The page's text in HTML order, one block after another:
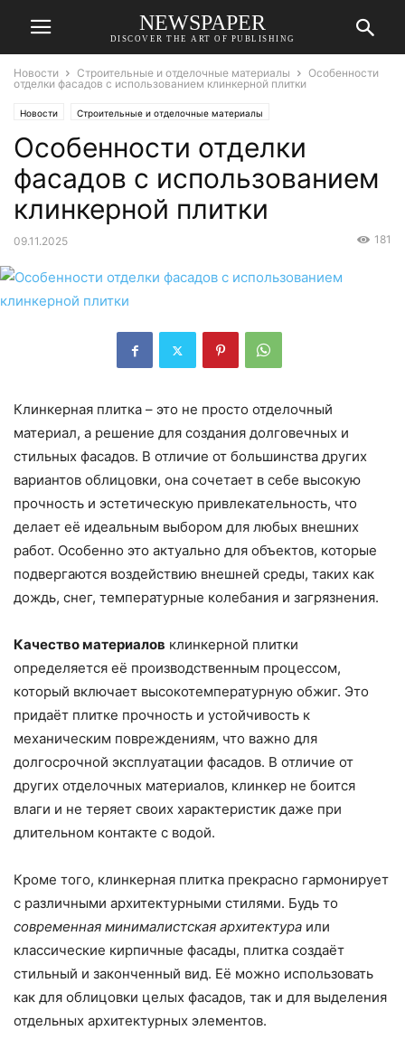
NEWSPAPER
DISCOVER THE ART OF PUBLISHING
Новости Строительные и отделочные материалы
Особенности
отделки фасадов с использованием клинкерной плитки
Новости Строительные и отделочные материалы
Особенности отделки
фасадов с использованием
клинкерной плитки
09.11.2025 181
Клинкерная плитка – это не просто отделочный
материал, а решение для создания долговечных и
стильных фасадов. В отличие от большинства других
вариантов облицовки, она сочетает в себе высокую
прочность и эстетическую привлекательность, что
делает её идеальным выбором для любых внешних
работ. Особенно это актуально для объектов, которые
подвергаются воздействию внешней среды, таких как
дождь, снег, температурные колебания и загрязнения.
Качество материалов клинкерной плитки
определяется её производственным процессом,
который включает высокотемпературную обжиг. Это
придаёт плитке прочность и устойчивость к
механическим повреждениям, что важно для
долгосрочной эксплуатации фасадов. В отличие от
других отделочных материалов, клинкер не боится
влаги и не теряет своих характеристик даже при
длительном контакте с водой.
Кроме того, клинкерная плитка прекрасно гармонирует
с различными архитектурными стилями. Будь то
современная минималистская архитектура или
классические кирпичные фасады, плитка создаёт
стильный и законченный вид. Её можно использовать
как для облицовки целых фасадов, так и для выделения
отдельных архитектурных элементов.